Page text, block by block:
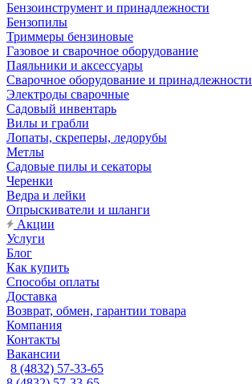
Бензоинструмент и принадлежности
Бензопилы
Триммеры бензиновые
Газовое и сварочное оборудование
Паяльники и аксессуары
Сварочное оборудование и принадлежности
Электроды сварочные
Садовый инвентарь
Вилы и грабли
Лопаты, скреперы, ледорубы
Метлы
Садовые пилы и секаторы
Черенки
Ведра и лейки
Опрыскиватели и шланги
Акции
Услуги
Блог
Как купить
Способы оплаты
Доставка
Возврат, обмен, гарантии товара
Компания
Контакты
Вакансии
8 (4832) 57-33-65